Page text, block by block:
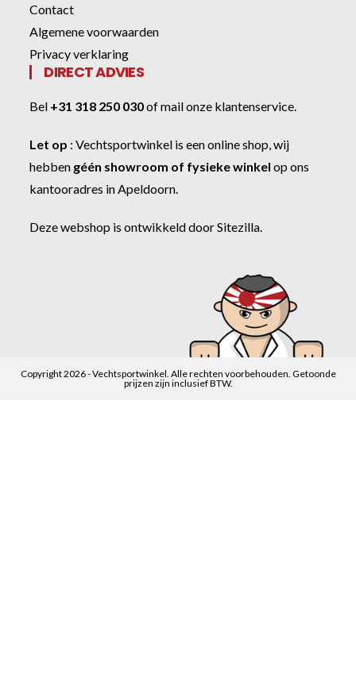
Contact
Algemene voorwaarden
Privacy verklaring
DIRECT ADVIES
Bel +31 318 250 030ofmail onze klantenservice
Let op :Vechtsportwinkel is een online shop, wij
hebben géén showroom of fysieke winkel op ons
kantooradres in Apeldoorn.
Deze webshop is ontwikkeld doorSitezilla
Copyright 2026 - Vechtsportwinkel. Alle rechten voorbehouden. Getoonde
prijzen zijn inclusief BTW.